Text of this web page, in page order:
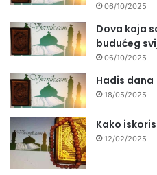
06/10/2025
Dova koja
budućeg
06/10/2025
Hadis dana
18/05/2025
Kako
12/02/2025